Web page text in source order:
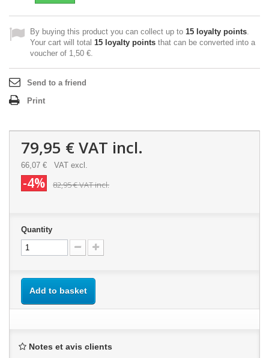
By buying this product you can collect up to 15 loyalty points.
Your cart will total 15 loyalty points that can be converted into a
voucher of 1,50 €.
Send to a friend
Print
79,95 €VAT incl.
66,07 € VAT excl.
-4% 82,95 €VAT incl.
Quantity
Add to basket
Notes et avis clients